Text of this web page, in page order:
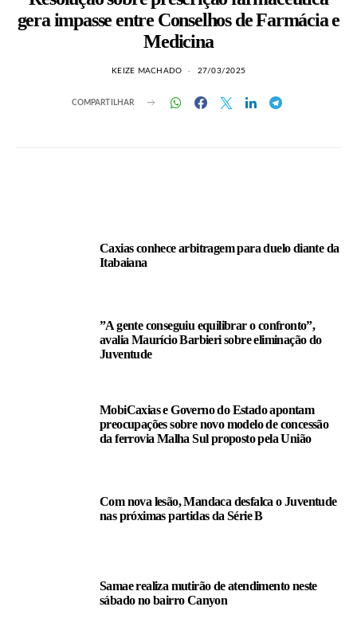
gera impasse entre Conselhos de Farmácia e
Medicina
KEIZE MACHADO 27/03/2025
COMPARTILHAR
Caxias conhece arbitragem para duelo diante da
Itabaiana
”A gente conseguiu equilibrar o confronto”,
avalia Maurício Barbieri sobre eliminação do
Juventude
MobiCaxias e Governo do Estado apontam
preocupações sobre novo modelo de concessão
da ferrovia Malha Sul proposto pela União
Com nova lesão, Mandaca desfalca o Juventude
nas próximas partidas da Série B
Samae realiza mutirão de atendimento neste
sábado no bairro Canyon